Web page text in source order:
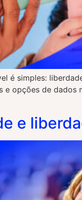
é simples:
opções de
e